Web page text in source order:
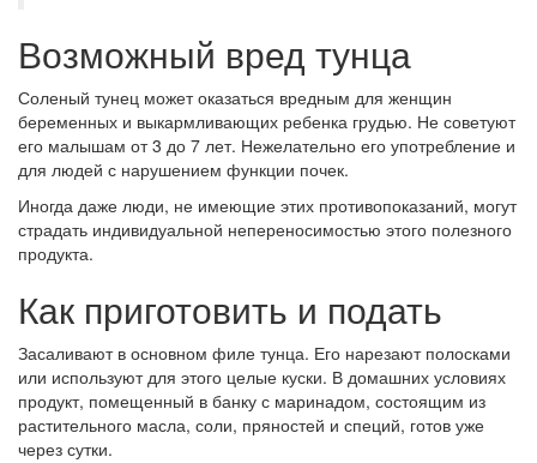
Возможный вред тунца
Соленый тунец может оказаться вредным для женщин
беременных и выкармливающих ребенка грудью. Не советуют
его малышам от 3 до 7 лет. Нежелательно его употребление и
для людей с нарушением функции почек.
Иногда даже люди, не имеющие этих противопоказаний, могут
страдать индивидуальной непереносимостью этого полезного
продукта.
Как приготовить и подать
Засаливают в основном филе тунца. Его нарезают полосками
или используют для этого целые куски. В домашних условиях
продукт, помещенный в банку с маринадом, состоящим из
растительного масла, соли, пряностей и специй, готов уже
через сутки.